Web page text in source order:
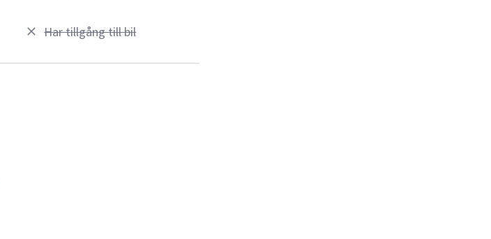
Har tillgång till bil